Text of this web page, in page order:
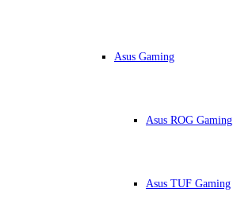
Asus Gaming
Asus ROG Gaming
Asus TUF Gaming
IdeaCentre All-in-One
IdeaCentre Multimedia
Medion PC
MSI Gaming PCs